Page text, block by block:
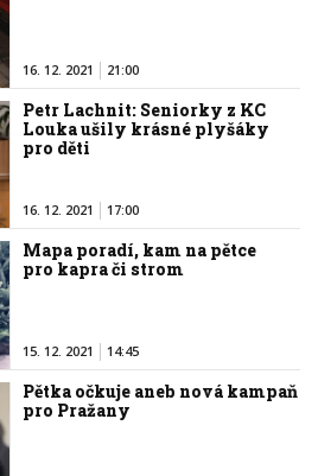
16. 12. 2021 21:00
Petr Lachnit: Seniorky z KC
Louka ušily krásné plyšáky
pro děti
16. 12. 2021 17:00
Mapa poradí, kam na pětce
pro kapra či strom
15. 12. 2021 14:45
Pětka očkuje aneb nová kampaň
pro Pražany